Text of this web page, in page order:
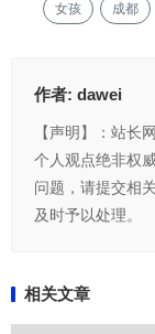
女孩 成都
作者: dawei
【声明】：站长
个人观点绝非权
问题，请提交相
及时予以处理。
相关文章